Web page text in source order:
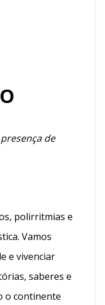
de
polirritmias e
Vamos
e vivenciar
saberes e
o continente